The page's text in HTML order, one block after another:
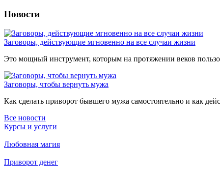
Новости
Заговоры, действующие мгновенно на все случаи жизни
Это мощный инструмент, которым на протяжении веков
Заговоры, чтобы вернуть мужа
Как сделать приворот бывшего мужа самостоятельно и как
Все новости
Курсы и услуги
Любовная магия
Приворот денег